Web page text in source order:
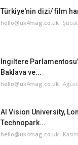
Türkiye'nin dizi/ film
hello@uk4mag.co.uk
İngiltere
Baklava ve...
hello@uk4mag.co.uk
AI Vision University,
Technopark...
hello@uk4mag.co.uk